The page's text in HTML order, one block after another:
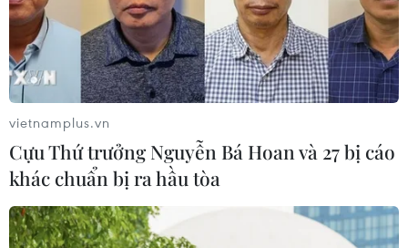
TP.HCM mở Tổng đài 115 dã chiến điều
vietnamplus.vn
Cựu Thứ trưởng Nguyễn Bá Hoan và 27 bị cáo
khác chuẩn bị ra hầu tòa